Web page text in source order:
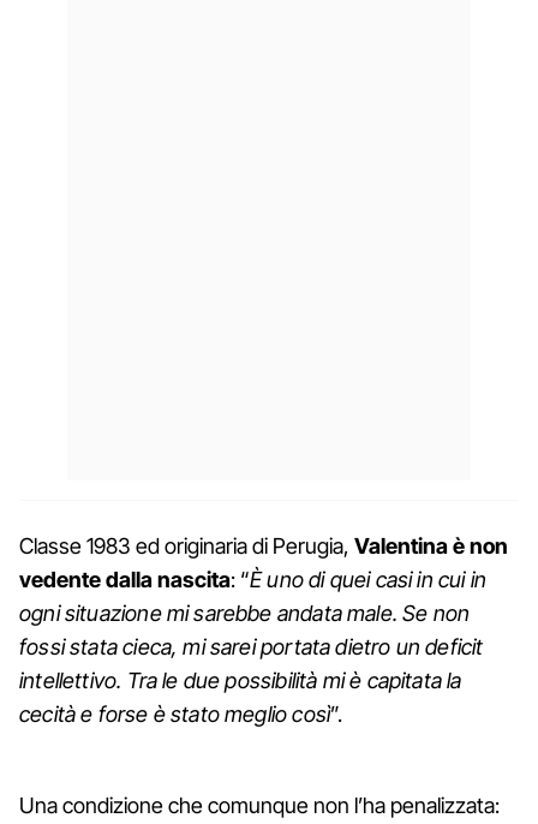
Classe 1983 ed originaria di Perugia, Valentina è non
vedente dalla nascita: “È uno di quei casi in cui in
ogni situazione mi sarebbe andata male. Se non
fossi stata cieca, mi sarei portata dietro un deficit
intellettivo. Tra le due possibilità mi è capitata la
cecità e forse è stato meglio così”.
Una condizione che comunque non l’ha penalizzata: